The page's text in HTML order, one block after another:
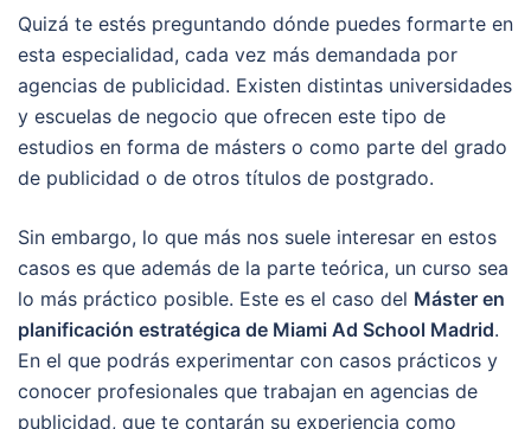
Quizá te estés preguntando dónde puedes formarte en
esta especialidad, cada vez más demandada por
agencias de publicidad. Existen distintas universidades
y escuelas de negocio que ofrecen este tipo de
estudios en forma de másters o como parte del grado
de publicidad o de otros títulos de postgrado.
Sin embargo, lo que más nos suele interesar en estos
casos es que además de la parte teórica, un curso sea
lo más práctico posible. Este es el caso del Máster en
planificación estratégica de Miami Ad School Madrid.
En el que podrás experimentar con casos prácticos y
conocer profesionales que trabajan en agencias de
publicidad, que te contarán su experiencia como